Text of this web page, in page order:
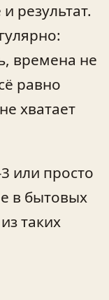
результат.
времена не
равно
хватает
или просто
в бытовых
таких